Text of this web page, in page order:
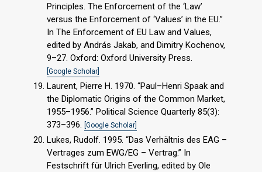
Principles. The Enforcement of the ‘Law’
versus the Enforcement of ‘Values’ in the EU.”
In The Enforcement of EU Law and Values,
edited by András Jakab, and Dimitry Kochenov,
9–27. Oxford: Oxford University Press.
[Google Scholar]
Laurent, Pierre H. 1970. “Paul–Henri Spaak and
the Diplomatic Origins of the Common Market,
1955–1956.” Political Science Quarterly 85(3):
373–396. [Google Scholar]
Lukes, Rudolf. 1995. “Das Verhältnis des EAG –
Vertrages zum EWG/EG – Vertrag.” In
Festschrift für Ulrich Everling, edited by Ole